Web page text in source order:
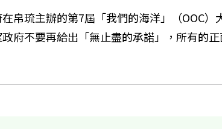
帛琉主辦的第7屆「我們的海洋」（OOC）
政府不要再給出「無止盡的承諾」，所有的